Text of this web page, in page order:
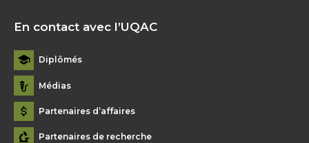
En contact avec l’UQAC
Diplômés
Médias
Partenaires d’affaires
Partenaires de recherche